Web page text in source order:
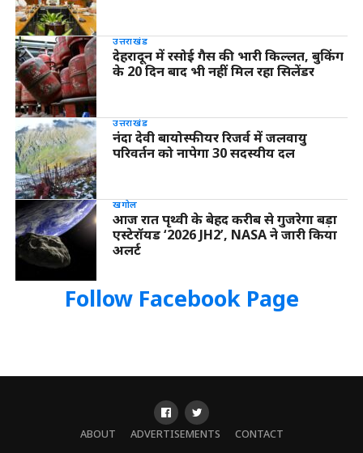
उत्तराखंड
देहरादून में रसोई गैस की भारी किल्लत, बुकिंग
के 20 दिन बाद भी नहीं मिल रहा सिलेंडर
उत्तराखंड
नंदा देवी बायोस्फीयर रिजर्व में जलवायु
परिवर्तन को नापेगा 30 सदस्यीय दल
खगोल
आज रात पृथ्वी के बेहद करीब से गुजरेगा बड़ा
एस्टेरॉयड ‘2026 JH2’, NASA ने जारी किया
अलर्ट
Follow Facebook Page
ABOUT ADVERTISEMENTS CONTACT